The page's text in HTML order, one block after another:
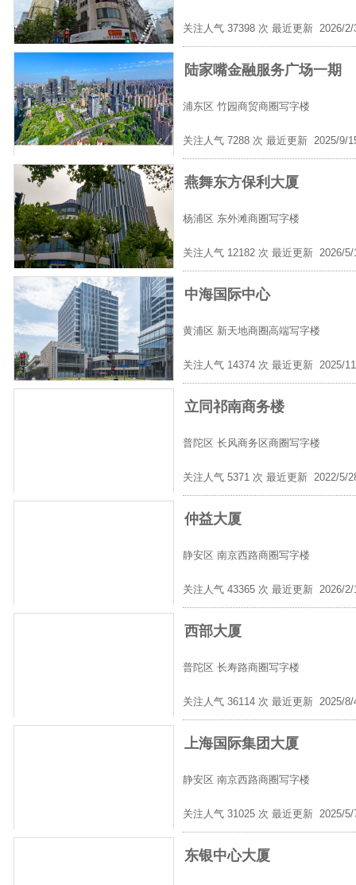
关注人气 37398 次 最近更新 2026/
陆家嘴金融服务广场一期
浦东区 竹园商贸商圈写字楼
关注人气 7288 次 最近更新 2025/9/
燕舞东方保利大厦
杨浦区 东外滩商圈写字楼
关注人气 12182 次 最近更新 2026/
中海国际中心
黄浦区 新天地商圈高端写字楼
关注人气 14374 次 最近更新 2025/
立同祁南商务楼
普陀区 长风商务区商圈写字楼
关注人气 5371 次 最近更新 2022/5/
仲益大厦
静安区 南京西路商圈写字楼
关注人气 43365 次 最近更新 2026/
西部大厦
普陀区 长寿路商圈写字楼
关注人气 36114 次 最近更新 2025/
上海国际集团大厦
静安区 南京西路商圈写字楼
关注人气 31025 次 最近更新 2025/
东银中心大厦